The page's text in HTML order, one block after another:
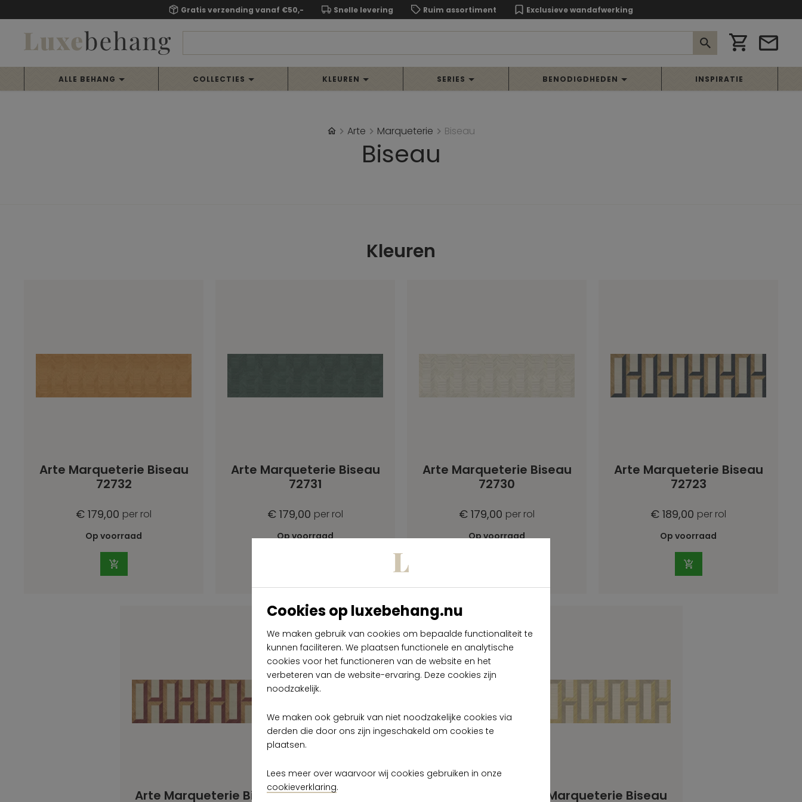
Cookies op luxebehang.nu
We maken gebruik van cookies om bepaalde functionaliteit te
kunnen faciliteren. We plaatsen functionele en analytische
cookies voor het functioneren van de website en het
verbeteren van de website-ervaring. Deze cookies zijn
noodzakelijk.
We maken ook gebruik van niet noodzakelijke cookies via
derden die door ons zijn ingeschakeld om cookies te
plaatsen.
Lees meer over waarvoor wij cookies gebruiken in onze
cookieverklaring.
Gratis verzending vanaf €50,- Snelle levering Ruim assortiment Exclusieve wandafwerking
ALLE BEHANG COLLECTIES KLEUREN SERIES BENODIGDHEDEN INSPIRATIE
Arte Marqueterie Biseau
Biseau
Kleuren
Arte Marqueterie Biseau
72732
€ 179,00 per rol
Op voorraad
Arte Marqueterie Biseau
72731
€ 179,00 per rol
Op voorraad
Arte Marqueterie Biseau
72730
€ 179,00 per rol
Op voorraad
Arte Marqueterie Biseau
72723
€ 189,00 per rol
Op voorraad
Arte Marqueterie Biseau
Arte Marqueterie Biseau
Arte Marqueterie Biseau